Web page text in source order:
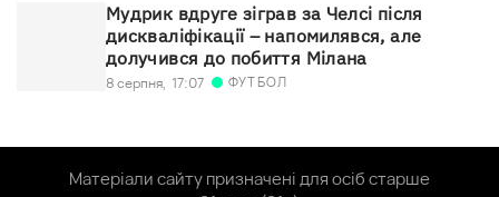
Мудрик вдруге зіграв за Челсі після
дискваліфікації – напомилявся, але
долучився до побиття Мілана
8 серпня, 17:07 ФУТБОЛ
Матеріали сайту призначені для осіб старше